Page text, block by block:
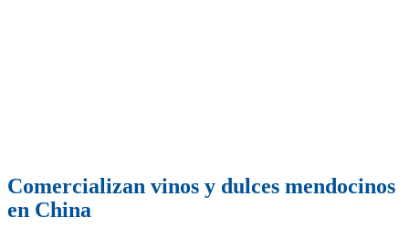
Comercializan vinos y dulces mendocinos
en China